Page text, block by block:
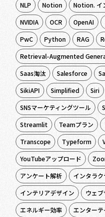
NLP
Notion Notion. イ
NVIDIA
OCR OpenAI
PwC
Python RAG
Retrieval-Augmented
Saas淘汰
Salesforce
SikiAPI
Simplified Siri
SNSマーケティングツール
Streamlit
Teamプラン
Transcope
Typeform
YouTubeアップロード
アンケート解析
インタラク
インテリアデザイン
ウェブ
エネルギー効率
エンター